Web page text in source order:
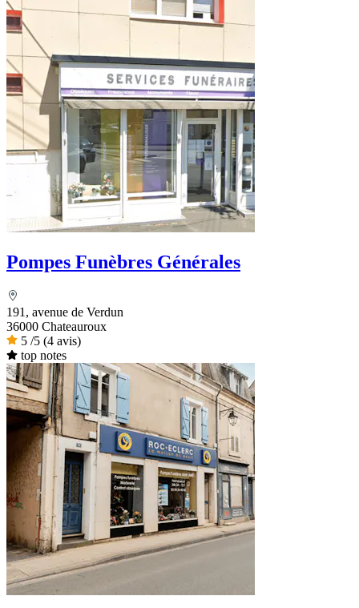
Pompes Funèbres Générales
191, avenue de Verdun
36000 Chateauroux
5 /5 (4 avis)
top notes